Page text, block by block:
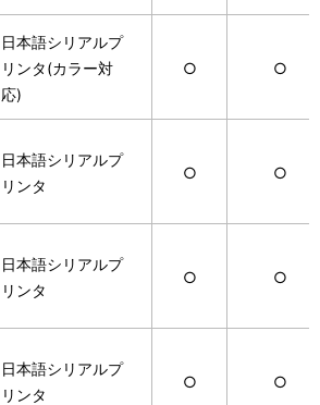
日本語シリアルプ
リンタ(カラー対
応)
○ ○
日本語シリアルプ
リンタ
○ ○
日本語シリアルプ
リンタ
○ ○
日本語シリアルプ
リンタ
○ ○